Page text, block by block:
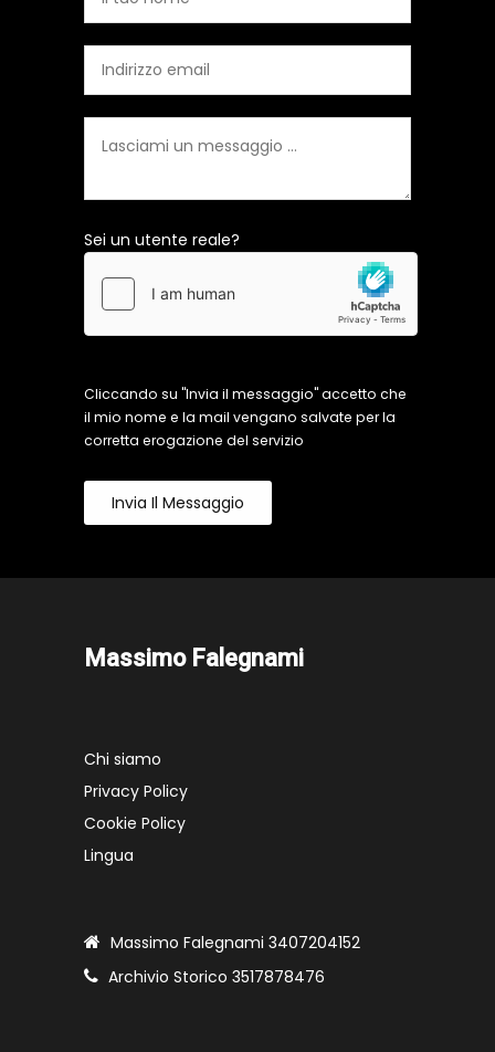
Sei un utente reale?
Cliccando su "Invia il messaggio" accetto che
il mio nome e la mail vengano salvate per la
corretta erogazione del servizio
Invia Il Messaggio
Massimo Falegnami
Chi siamo
Privacy Policy
Cookie Policy
Lingua
Massimo Falegnami 3407204152
Archivio Storico 3517878476